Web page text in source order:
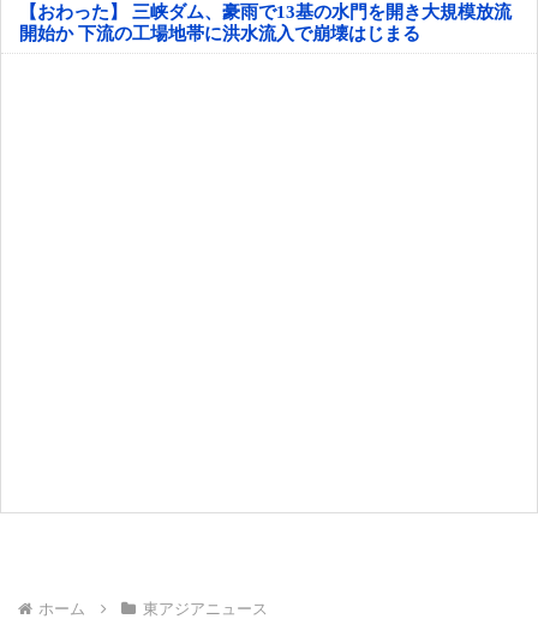
【おわった】 三峡ダム、豪雨で13基の水門を開き大規模放流
開始か 下流の工場地帯に洪水流入で崩壊はじまる
ホーム 東アジアニュース